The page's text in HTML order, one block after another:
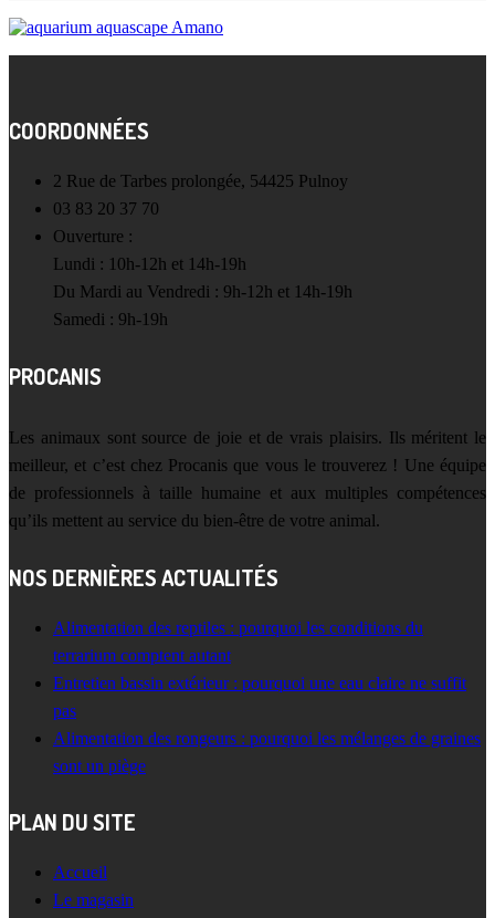
COORDONNÉES
2 Rue de Tarbes prolongée, 54425 Pulnoy
03 83 20 37 70
Ouverture :
Lundi : 10h-12h et 14h-19h
Du Mardi au Vendredi : 9h-12h et 14h-19h
Samedi : 9h-19h
PROCANIS
Les animaux sont source de joie et de vrais plaisirs. Ils méritent le
meilleur, et c’est chez Procanis que vous le trouverez ! Une équipe
de professionnels à taille humaine et aux multiples compétences
qu’ils mettent au service du bien-être de votre animal.
NOS DERNIÈRES ACTUALITÉS
Alimentation des reptiles : pourquoi les conditions du
terrarium comptent autant
Entretien bassin extérieur : pourquoi une eau claire ne suffit
pas
Alimentation des rongeurs : pourquoi les mélanges de graines
sont un piège
PLAN DU SITE
Accueil
Le magasin